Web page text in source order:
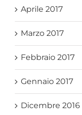
Aprile 2017
Marzo 2017
Febbraio 2017
Gennaio 2017
Dicembre 2016